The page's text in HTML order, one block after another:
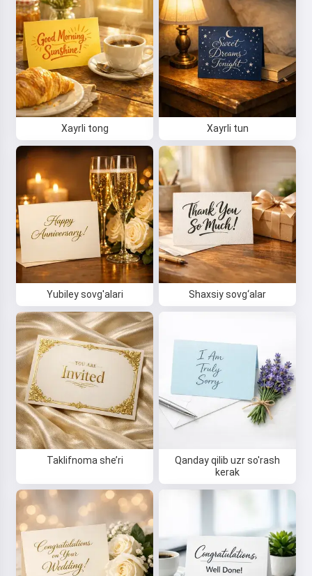
Xayrli tong Xayrli tun
Yubiley sovg'alari Shaxsiy sovg‘alar
Taklifnoma she’ri
Qanday qilib uzr so'rash
kerak